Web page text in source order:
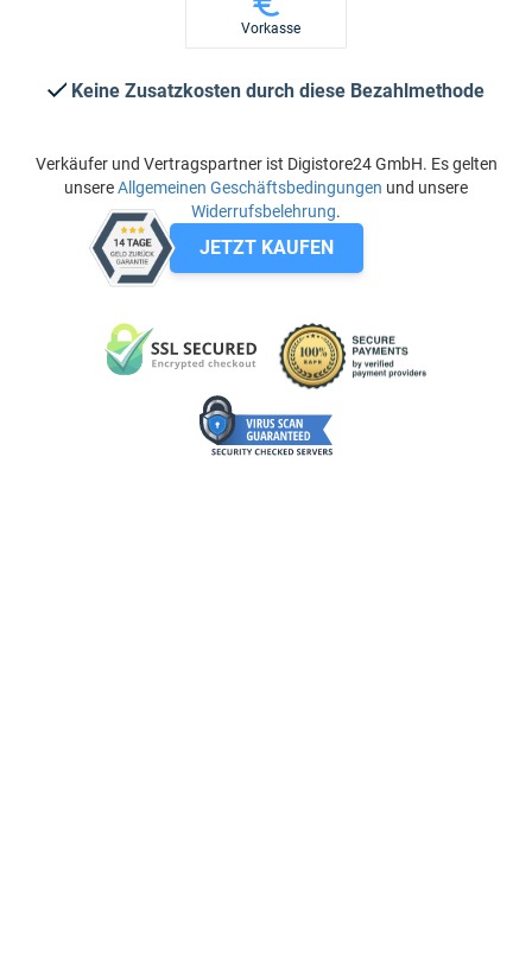
Vorkasse
Keine Zusatzkosten durch diese Bezahlmethode
Verkäufer und Vertragspartner ist Digistore24 GmbH. Es gelten
unsereAllgemeinen Geschäftsbedingungen und unsere
Widerrufsbelehrung.
JETZT KAUFEN